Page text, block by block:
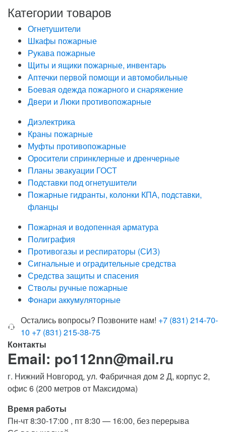
Категории товаров
Огнетушители
Шкафы пожарные
Рукава пожарные
Щиты и ящики пожарные, инвентарь
Аптечки первой помощи и автомобильные
Боевая одежда пожарного и снаряжение
Двери и Люки противопожарные
Диэлектрика
Краны пожарные
Муфты противопожарные
Оросители спринклерные и дренчерные
Планы эвакуации ГОСТ
Подставки под огнетушители
Пожарные гидранты, колонки КПА, подставки,
фланцы
Пожарная и водопенная арматура
Полиграфия
Противогазы и респираторы (СИЗ)
Сигнальные и оградительные средства
Средства защиты и спасения
Стволы ручные пожарные
Фонари аккумуляторные
Остались вопросы? Позвоните нам! +7 (831) 214-70-
10 +7 (831) 215-38-75
Контакты
Email: po112nn@mail.ru
г. Нижний Новгород, ул. Фабричная дом 2 Д, корпус 2,
офис 6 (200 метров от Максидома)
Время работы
Пн-чт 8:30-17:00 , пт 8:30 — 16:00, без перерыва